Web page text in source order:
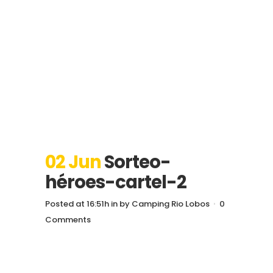
02 JunSorteo-
héroes-cartel-2
Posted at 16:51h in by Camping Rio Lobos
0
Comments